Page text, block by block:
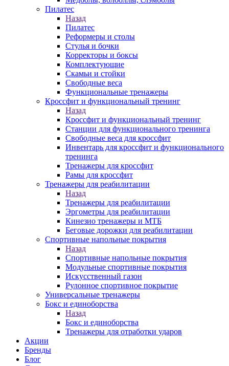
Пилатес
Назад
Пилатес
Реформеры и столы
Стулья и бочки
Корректоры и боксы
Комплектующие
Скамьи и стойки
Свободные веса
Функциональные тренажеры
Кроссфит и функциональный тренинг
Назад
Кроссфит и функциональный тренинг
Станции для функционального тренинга
Свободные веса для кроссфит
Инвентарь для кроссфит и функционального
тренинга
Тренажеры для кроссфит
Рамы для кроссфит
Тренажеры для реабилитации
Назад
Тренажеры для реабилитации
Эргометры для реабилитации
Кинезио тренажеры и МТБ
Беговые дорожки для реабилитации
Спортивные напольные покрытия
Назад
Спортивные напольные покрытия
Модульные спортивные покрытия
Искусственный газон
Рулонное спортивное покрытие
Универсальные тренажеры
Бокс и единоборства
Назад
Бокс и единоборства
Тренажеры для отработки ударов
Акции
Бренды
Блог